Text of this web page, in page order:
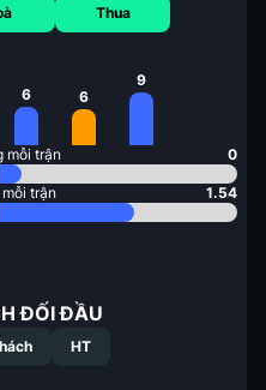
6
Thua
6
9
mỗi trận 0
trận 1.54
ĐỐI ĐẦU
HT